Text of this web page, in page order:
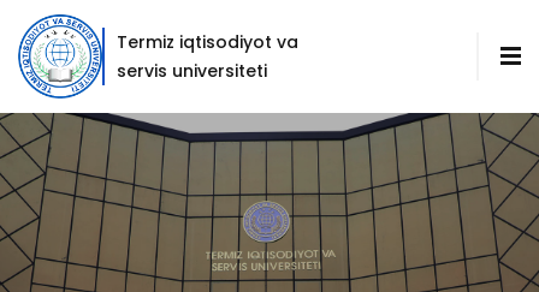
Termiz iqtisodiyot va
servis universiteti